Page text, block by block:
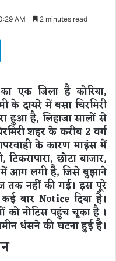
AM 2 minutes read
एक जिला है कोरिया,
के दायरे में बसा चिरमिरी
हुआ है, लिहाजा सालों से
शहर के करीब 2 वर्ग
के कारण माइंस में
छोटा बाजार,
में आग लगी है, जिसे बुझाने
तक नहीं की गई। इस पूरे
बार Notice दिया है।
को नोटिस पहुंच चूका है ।
धंसने की घटना हुई है।